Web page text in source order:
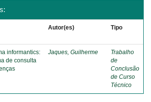
Autor(es) Tipo
informantics:
de consulta
Jaques, Guilherme
Trabalho
de
Conclusão
de Curso
Técnico